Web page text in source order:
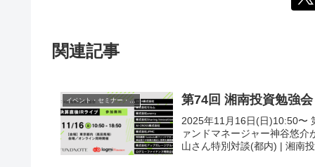
関連記事
イベント・セミナー・オフ会 第74回 湘南投資勉強会
2025年11月16日(日)10:50〜
ァンドマネージャー神谷悠
山さん特別対談(都内) | 湘南